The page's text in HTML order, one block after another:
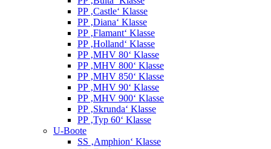
PP ‚Castle‘ Klasse
PP ‚Diana‘ Klasse
PP ‚Flamant‘ Klasse
PP ‚Holland‘ Klasse
PP ‚MHV 80‘ Klasse
PP ‚MHV 800‘ Klasse
PP ‚MHV 850‘ Klasse
PP ‚MHV 90‘ Klasse
PP ‚MHV 900‘ Klasse
PP ‚Skrunda‘ Klasse
PP ‚Typ 60‘ Klasse
U-Boote
SS ‚Amphion‘ Klasse